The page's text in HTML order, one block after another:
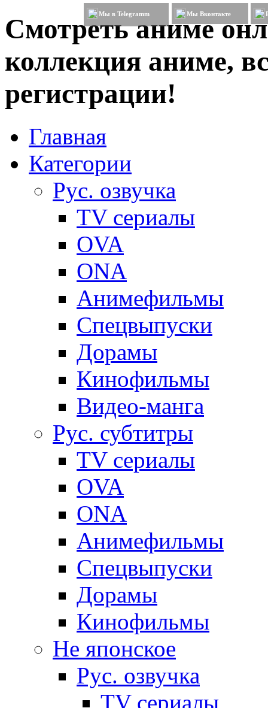
Смотреть аниме
коллекция аниме,
регистрации!
Мы в Telegramm Мы Вконтакте
Главная
Категории
Рус. озвучка
TV сериалы
OVA
ONA
Анимефильмы
Спецвыпуски
Дорамы
Кинофильмы
Видео-манга
Рус. субтитры
TV сериалы
OVA
ONA
Анимефильмы
Спецвыпуски
Дорамы
Кинофильмы
Не японское
Рус. озвучка
TV сериалы